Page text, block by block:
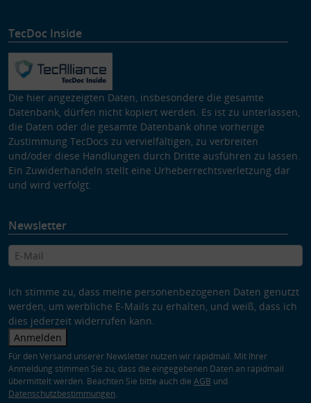
TecDoc Inside
Die hier angezeigten Daten, insbesondere die gesamte
Datenbank, dürfen nicht kopiert werden. Es ist zu unterlassen,
die Daten oder die gesamte Datenbank ohne vorherige
Zustimmung TecDocs zu vervielfältigen, zu verbreiten
und/oder diese Handlungen durch Dritte ausführen zu lassen.
Ein Zuwiderhandeln stellt eine Urheberrechtsverletzung dar
und wird verfolgt.
Newsletter
Ich stimme zu, dass meine personenbezogenen Daten genutzt
werden, um werbliche E-Mails zu erhalten, und weiß, dass ich
dies jederzeit widerrufen kann.
Anmelden
Für den Versand unserer Newsletter nutzen wir rapidmail. Mit Ihrer
Anmeldung stimmen Sie zu, dass die eingegebenen Daten an rapidmail
übermittelt werden. Beachten Sie bitte auch die AGB und
Datenschutzbestimmungen.